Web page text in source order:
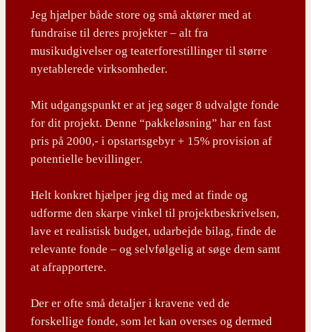
Jeg hjælper både store og små aktører med at
fundraise til deres projekter – alt fra
musikudgivelser og teaterforestillinger til større
nyetablerede virksomheder.
Mit udgangspunkt er at jeg søger 8 udvalgte fonde
for dit projekt. Denne “pakkeløsning” har en fast
pris på 2000,- i opstartsgebyr + 15% provision af
potentielle bevillinger.
Helt konkret hjælper jeg dig med at finde og
udforme den skarpe vinkel til projektbeskrivelsen,
lave et realistisk budget, udarbejde bilag, finde de
relevante fonde – og selvfølgelig at søge dem samt
at afrapportere.
Der er ofte små detaljer i kravene ved de
forskellige fonde, som let kan overses og dermed